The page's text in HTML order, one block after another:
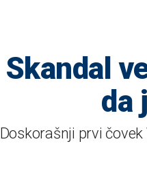
Skandal
da
Doskorašnji prvi